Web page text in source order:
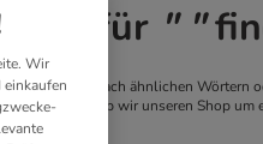
für " "
suchen Sie nach ähnlichen Wörtern
oder prüfen, ob wir unseren Shop
Wir